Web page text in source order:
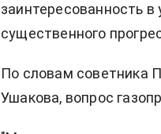
заинтересованность в
существенного
По словам советника
Ушакова, вопрос